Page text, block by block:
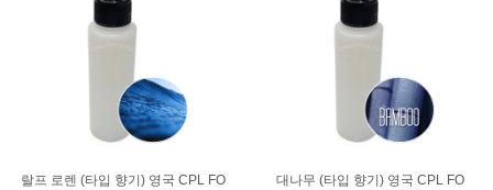
랄프 로렌 (타입 향기) 영국 CPL FO
대나무 (타입 향기) 영국 CPL FO